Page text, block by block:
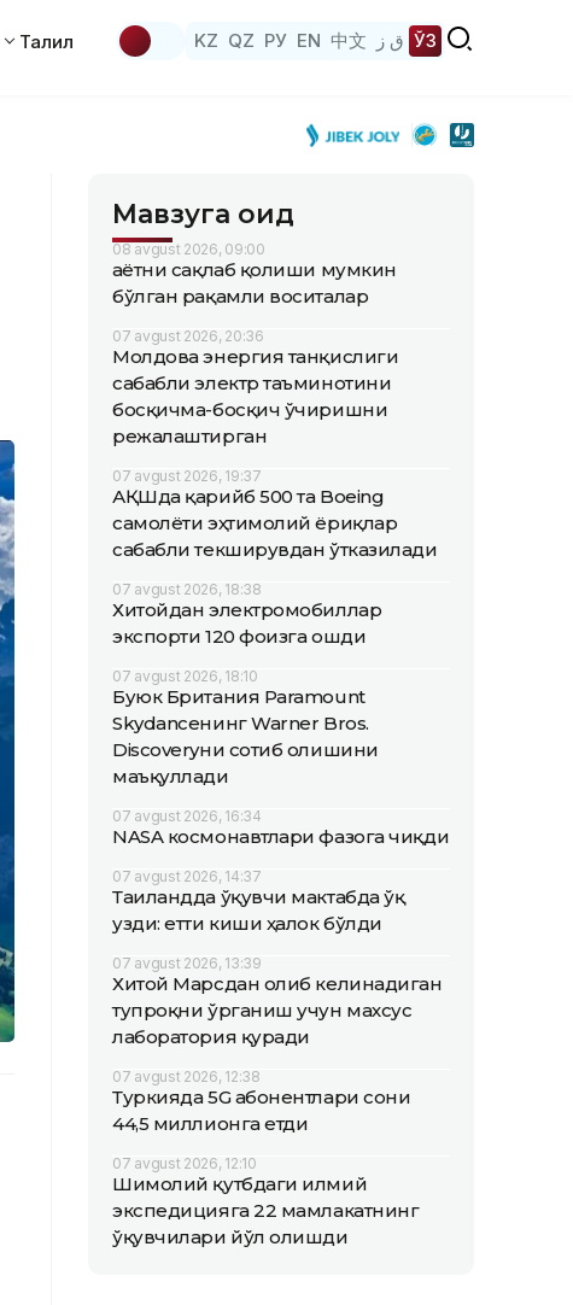
Таҳлил KZ QZ РУ EN 中文 ق ز ЎЗ
Мавзуга оид
08 avgust 2026, 09:00
Ҳаётни сақлаб қолиши мумкин
бўлган рақамли воситалар
07 avgust 2026, 20:36
Молдова энергия танқислиги
сабабли электр таъминотини
босқичма-босқич ўчиришни
режалаштирган
07 avgust 2026, 19:37
АҚШда қарийб 500 та Boeing
самолёти эҳтимолий ёриқлар
сабабли текширувдан ўтказилади
07 avgust 2026, 18:38
Хитойдан электромобиллар
экспорти 120 фоизга ошди
07 avgust 2026, 18:10
Буюк Британия Paramount
Skydanceнинг Warner Bros.
Discoveryни сотиб олишини
маъқуллади
07 avgust 2026, 16:34
NASA космонавтлари фазога чиқди
07 avgust 2026, 14:37
Таиландда ўқувчи мактабда ўқ
узди: етти киши ҳалок бўлди
07 avgust 2026, 13:39
Хитой Марсдан олиб келинадиган
тупроқни ўрганиш учун махсус
лаборатория қуради
07 avgust 2026, 12:38
Туркияда 5G абонентлари сони
44,5 миллионга етди
07 avgust 2026, 12:10
Шимолий қутбдаги илмий
экспедицияга 22 мамлакатнинг
ўқувчилари йўл олишди